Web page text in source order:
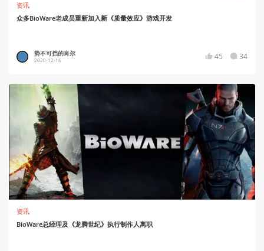
资讯
众多BioWare老成员重新加入新《质量效应》游戏开发
势不可挡的肖尔
2020-12-16 45 34
资讯
BioWare总经理及《龙腾世纪》执行制作人离职